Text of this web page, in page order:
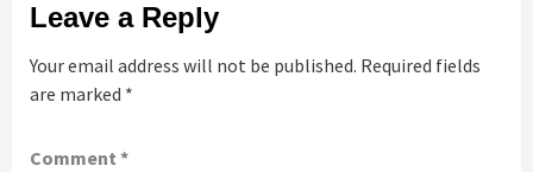
Leave a Reply
Your email address will not be published. Required fields
are marked *
Comment *